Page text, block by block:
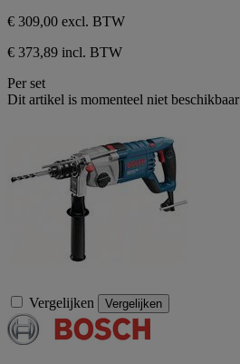
€ 309,00 excl. BTW
€ 373,89 incl. BTW
Per set
Dit artikel is momenteel niet beschikbaar
Vergelijken Vergelijken